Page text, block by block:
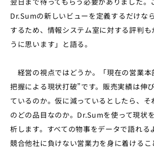
Dr.Sumの新しいビューを定義するだけな
するため、情報システム室に対する評判も
うに思います」と語る。
経営の視点ではどうか。「現在の営業本
把握による現状打破”です。販売実績は伸
ているのか。仮に減っているとしたら、そ
のどの品目なのか。Dr.Sumを使って現状
析します。すべての物事をデータで語れる
競合他社に負けない営業力を身に着けるこ